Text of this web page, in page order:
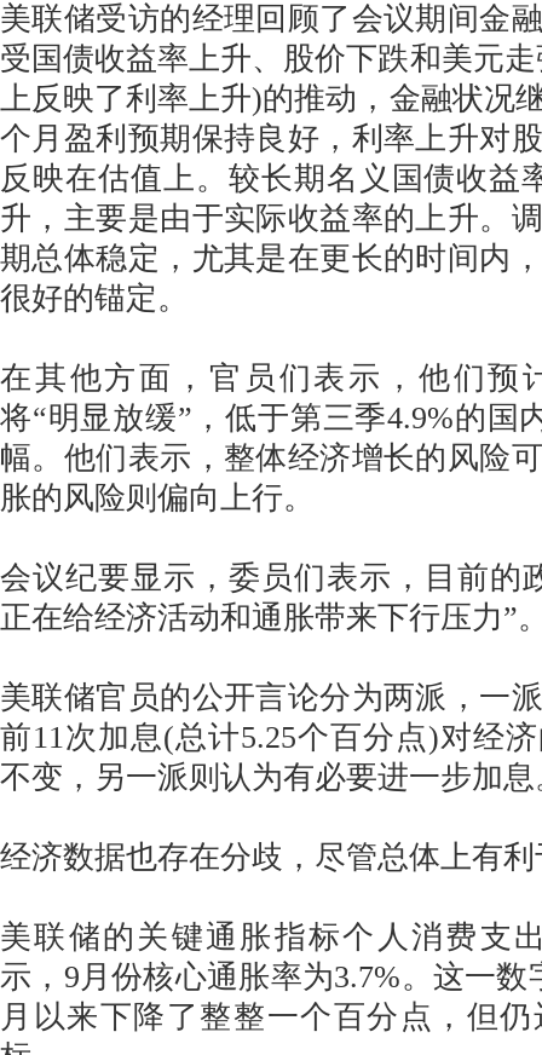
美联储受访的经理回顾了会议期间金
受国债收益率上升、股价下跌和美元
上反映了利率上升)的推动，金融状况
个月盈利预期保持良好，利率上升对
反映在估值上。较长期名义国债收益
升，主要是由于实际收益率的上升。
期总体稳定，尤其是在更长的时间内
很好的锚定。
在其他方面，官员们表示，他们预
将“明显放缓”，低于第三季4.9%的国
幅。他们表示，整体经济增长的风险
胀的风险则偏向上行。
会议纪要显示，委员们表示，目前的
正在给经济活动和通胀带来下行压力”
美联储官员的公开言论分为两派，一
前11次加息(总计5.25个百分点)对经
不变，另一派则认为有必要进一步加息
经济数据也存在分歧，尽管总体上有
美联储的关键通胀指标个人消费支
示，9月份核心通胀率为3.7%。这一数
月以来下降了整整一个百分点，但